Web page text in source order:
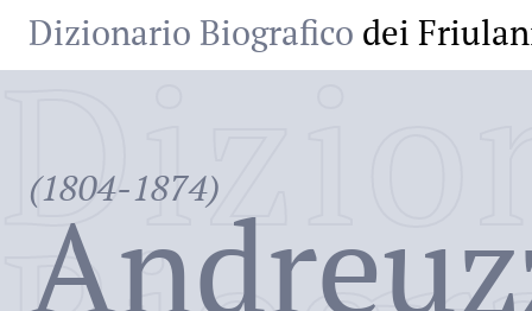
Dizionario Biografico dei
(1804-1874)